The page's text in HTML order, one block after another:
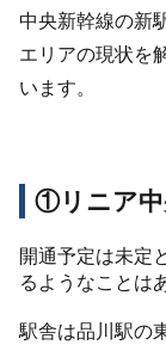
中央新幹線の新
エリアの現状を
います。
①リニア中
開通予定は未定
るようなことは
駅舎は品川駅の